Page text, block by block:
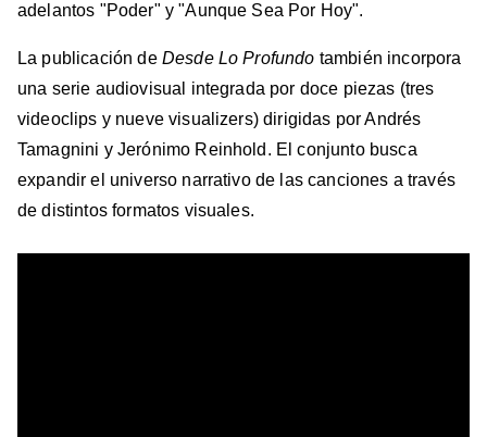
adelantos "Poder" y "Aunque Sea Por Hoy".
La publicación de Desde Lo Profundo también incorpora
una serie audiovisual integrada por doce piezas (tres
videoclips y nueve visualizers) dirigidas por Andrés
Tamagnini y Jerónimo Reinhold. El conjunto busca
expandir el universo narrativo de las canciones a través
de distintos formatos visuales.